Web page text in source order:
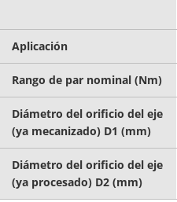
Aplicación
Rango de par nominal (Nm)
Diámetro del orificio del eje
(ya mecanizado) D1 (mm)
Diámetro del orificio del eje
(ya procesado) D2 (mm)